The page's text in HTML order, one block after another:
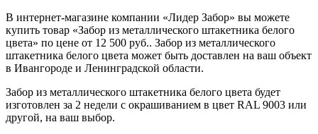
В интернет-магазине компании «Лидер Забор» вы можете
купить товар «Забор из металлического штакетника белого
цвета» по цене от 12 500 руб.. Забор из металлического
штакетника белого цвета может быть доставлен на ваш объект
в Ивангороде и Ленинградской области.
Забор из металлического штакетника белого цвета будет
изготовлен за 2 недели с окрашиванием в цвет RAL 9003 или
другой, на ваш выбор.